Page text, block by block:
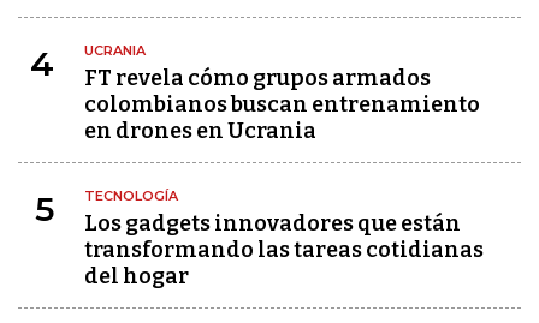
4 UCRANIA
FT revela cómo grupos armados
colombianos buscan entrenamiento
en drones en Ucrania
5 TECNOLOGÍA
Los gadgets innovadores que están
transformando las tareas cotidianas
del hogar